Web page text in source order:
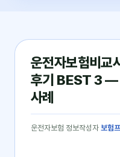
운전자보험비교
후기 BEST 3 —
사례
운전자보험 정보작성자 보험